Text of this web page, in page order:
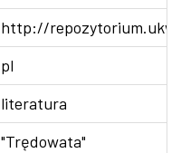
http://
pl
literatura
"Trędowata"